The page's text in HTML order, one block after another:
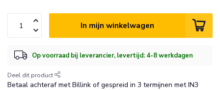
In mijn winkelwagen
Op voorraad bij leverancier, levertijd: 4-8 werkdagen
Deel dit product
Betaal achteraf met Billink of gespreid in 3 termijnen met IN3